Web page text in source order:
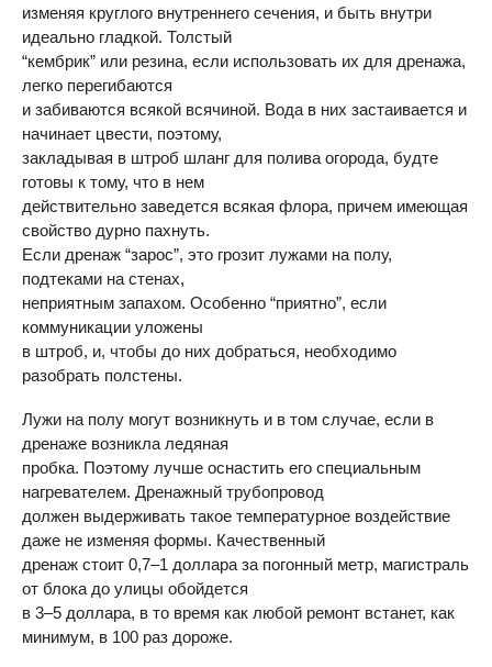
изменяя круглого внутреннего сечения, и быть внутри
идеально гладкой. Толстый
“кембрик” или резина, если использовать их для дренажа,
легко перегибаются
и забиваются всякой всячиной. Вода в них застаивается и
начинает цвести, поэтому,
закладывая в штроб шланг для полива огорода, будте
готовы к тому, что в нем
действительно заведется всякая флора, причем имеющая
свойство дурно пахнуть.
Если дренаж “зарос”, это грозит лужами на полу,
подтеками на стенах,
неприятным запахом. Особенно “приятно”, если
коммуникации уложены
в штроб, и, чтобы до них добраться, необходимо
разобрать полстены.
Лужи на полу могут возникнуть и в том случае, если в
дренаже возникла ледяная
пробка. Поэтому лучше оснастить его специальным
нагревателем. Дренажный трубопровод
должен выдерживать такое температурное воздействие
даже не изменяя формы. Качественный
дренаж стоит 0,7–1 доллара за погонный метр, магистраль
от блока до улицы обойдется
в 3–5 доллара, в то время как любой ремонт встанет, как
минимум, в 100 раз дороже.